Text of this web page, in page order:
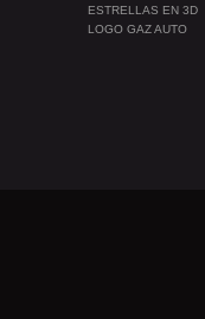
ESTRELLAS EN 3D
LOGO GAZ AUTO